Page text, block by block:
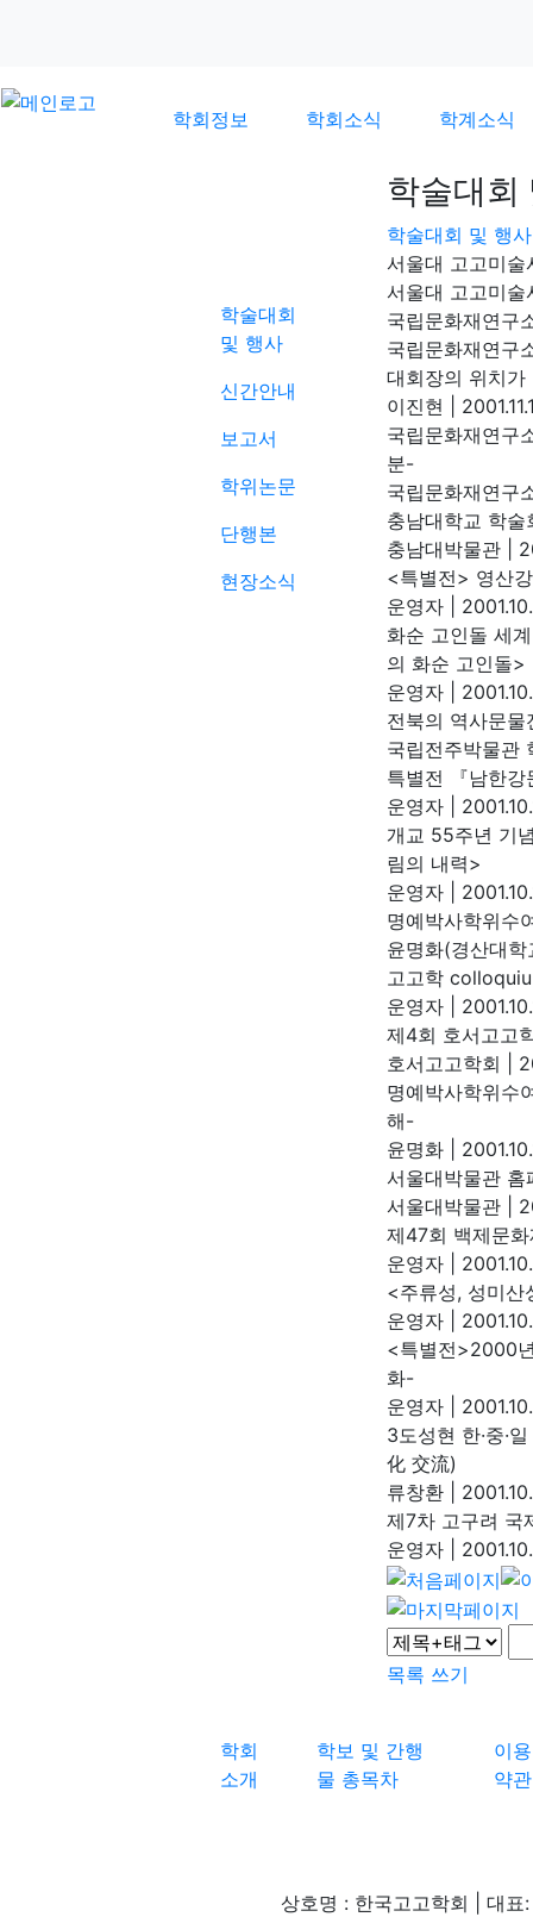
학회정보 학회소식 학계소식
학술대회
및 행사
신간안내
보고서
학위논문
단행본
현장소식
학술대회
학술대회 및 행사
서울대 고고미
서울대 고고미
국립문화재연구
국립문화재연구
대회장의 위치가
이진현
국립문화재연구
분-
국립문화재연구
충남대학교 학
충남대박물관
<특별전> 영산
운영자
화순 고인돌 세
의 화순 고인돌>
운영자
전북의 역사문
국립전주박물관
특별전 『남한
운영자
개교 55주년 기
림의 내력>
운영자
명예박사학위수
윤명화(경산대
고고학
운영자
제4회 호서고고
호서고고학회
명예박사학위수
해-
윤명화
서울대박물관 홈
서울대박물관
제47회 백제문
운영자
<주류성, 성미산
운영자
<특별전>2000
화-
운영자
3도성현 한·중·
化 交流)
류창환
제7차 고구려 국
운영자
목록 쓰기
학회
소개
학보 및 간행
물 총목차
이용
약관
상호명 : 한국고고학회 | 대